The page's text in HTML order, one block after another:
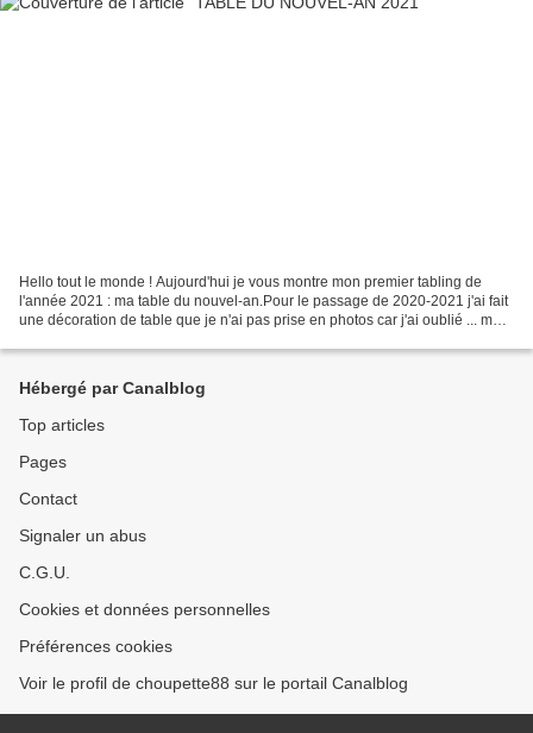
Hello tout le monde ! Aujourd'hui je vous montre mon premier tabling de
l'année 2021 : ma table du nouvel-an.Pour le passage de 2020-2021 j'ai fait
une décoration de table que je n'ai pas prise en photos car j'ai oublié ... mais
Hébergé par Canalblog
Top articles
Pages
Contact
Signaler un abus
C.G.U.
Cookies et données personnelles
Préférences cookies
Voir le profil de choupette88 sur le portail Canalblog